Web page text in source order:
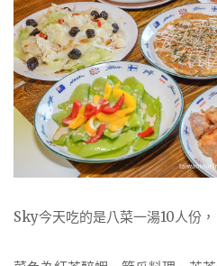
Sky今天吃的是八菜一湯10人份，